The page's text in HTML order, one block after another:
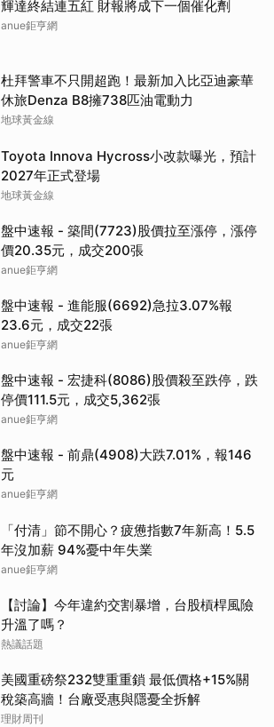
輝達終結連五紅 財報將成下一個催化劑
anue鉅亨網
杜拜警車不只開超跑！最新加入比亞迪豪華
休旅Denza B8擁738匹油電動力
地球黃金線
Toyota Innova Hycross小改款曝光，預計
2027年正式登場
地球黃金線
盤中速報 - 築間(7723)股價拉至漲停，漲停
價20.35元，成交200張
anue鉅亨網
盤中速報 - 進能服(6692)急拉3.07%報
23.6元，成交22張
anue鉅亨網
盤中速報 - 宏捷科(8086)股價殺至跌停，跌
停價111.5元，成交5,362張
anue鉅亨網
盤中速報 - 前鼎(4908)大跌7.01%，報146
元
anue鉅亨網
「付清」節不開心？疲憊指數7年新高！5.5
年沒加薪 94%憂中年失業
anue鉅亨網
【討論】今年違約交割暴增，台股槓桿風險
升溫了嗎？
熱議話題
美國重磅祭232雙重重鎖 最低價格+15%關
稅築高牆！台廠受惠與隱憂全拆解
理財周刊